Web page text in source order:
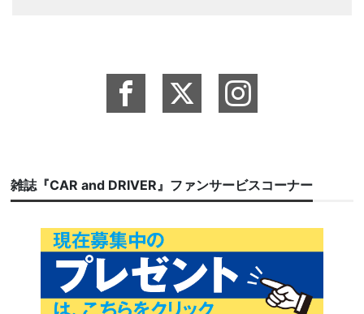
雑誌『CAR and DRIVER』ファンサービスコーナー